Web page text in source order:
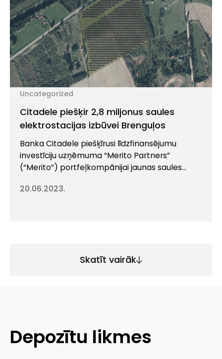
Uncategorized
Citadele piešķir 2,8 miljonus saules
elektrostacijas izbūvei Brenguļos
Banka Citadele piešķīrusi līdzfinansējumu
investīciju uzņēmuma “Merito Partners”
(“Merito”) portfeļkompānijai jaunas saules
novada Brenguļu pagastā. Šis ir viens no
Brenguļu SES 8,7 ha lielā platībā tiks […]
20.06.2023.
Skatīt vairāk
Depozītu likmes